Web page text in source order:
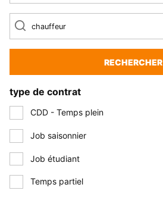
RECHERCHER
type de contrat
CDD - Temps plein
Job saisonnier
Job étudiant
Temps partiel